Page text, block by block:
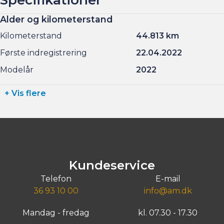
Alder og kilometerstand
Kilometerstand
44.813 km
Første indregistrering
22.04.2022
Modelår
2022
+ Vis flere
Kundeservice
Telefon
36 93 10 00
E-mail
info@am.dk
Mandag - fredag kl. 07.30 - 17.30